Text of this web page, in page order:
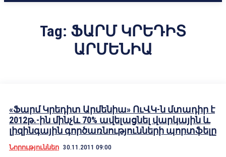
Tag: ՖԱՐՄ ԿՐԵԴԻՏ
ԱՐՄԵՆԻԱ
«Ֆարմ Կրեդիտ Արմենիա» ՈւՎԿ-ն մտադիր է
2012թ.-ին մինչև 70% ավելացնել վարկային և
լիզինգային գործառնությունների պորտֆելը
Նորություններ 30.11.2011 09:00